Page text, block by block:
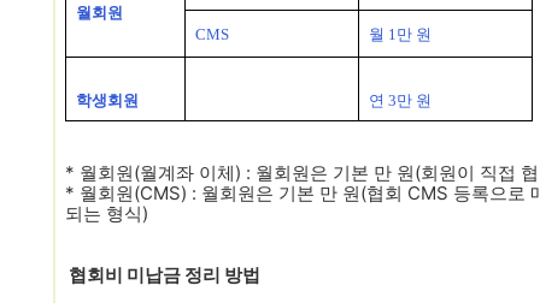
월회원
CMS 월 1만 원
학생회원 연 3만 원
* 월회원(월계좌 이체) : 월회원은 기본 만 원(회원이 직접
* 월회원(CMS) : 월회원은 기본 만 원(협회 CMS 등록으로
되는 형식)
협회비 미납금 정리 방법